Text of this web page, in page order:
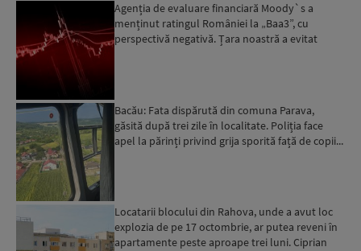
Agenția de evaluare financiară Moody`s a
menținut ratingul României la „Baa3”, cu
perspectivă negativă. Țara noastră a evitat
Bacău: Fata dispărută din comuna Parava,
găsită după trei zile în localitate. Poliția face
apel la părinți privind grija sporită față de copii...
Locatarii blocului din Rahova, unde a avut loc
explozia de pe 17 octombrie, ar putea reveni în
apartamente peste aproape trei luni. Ciprian